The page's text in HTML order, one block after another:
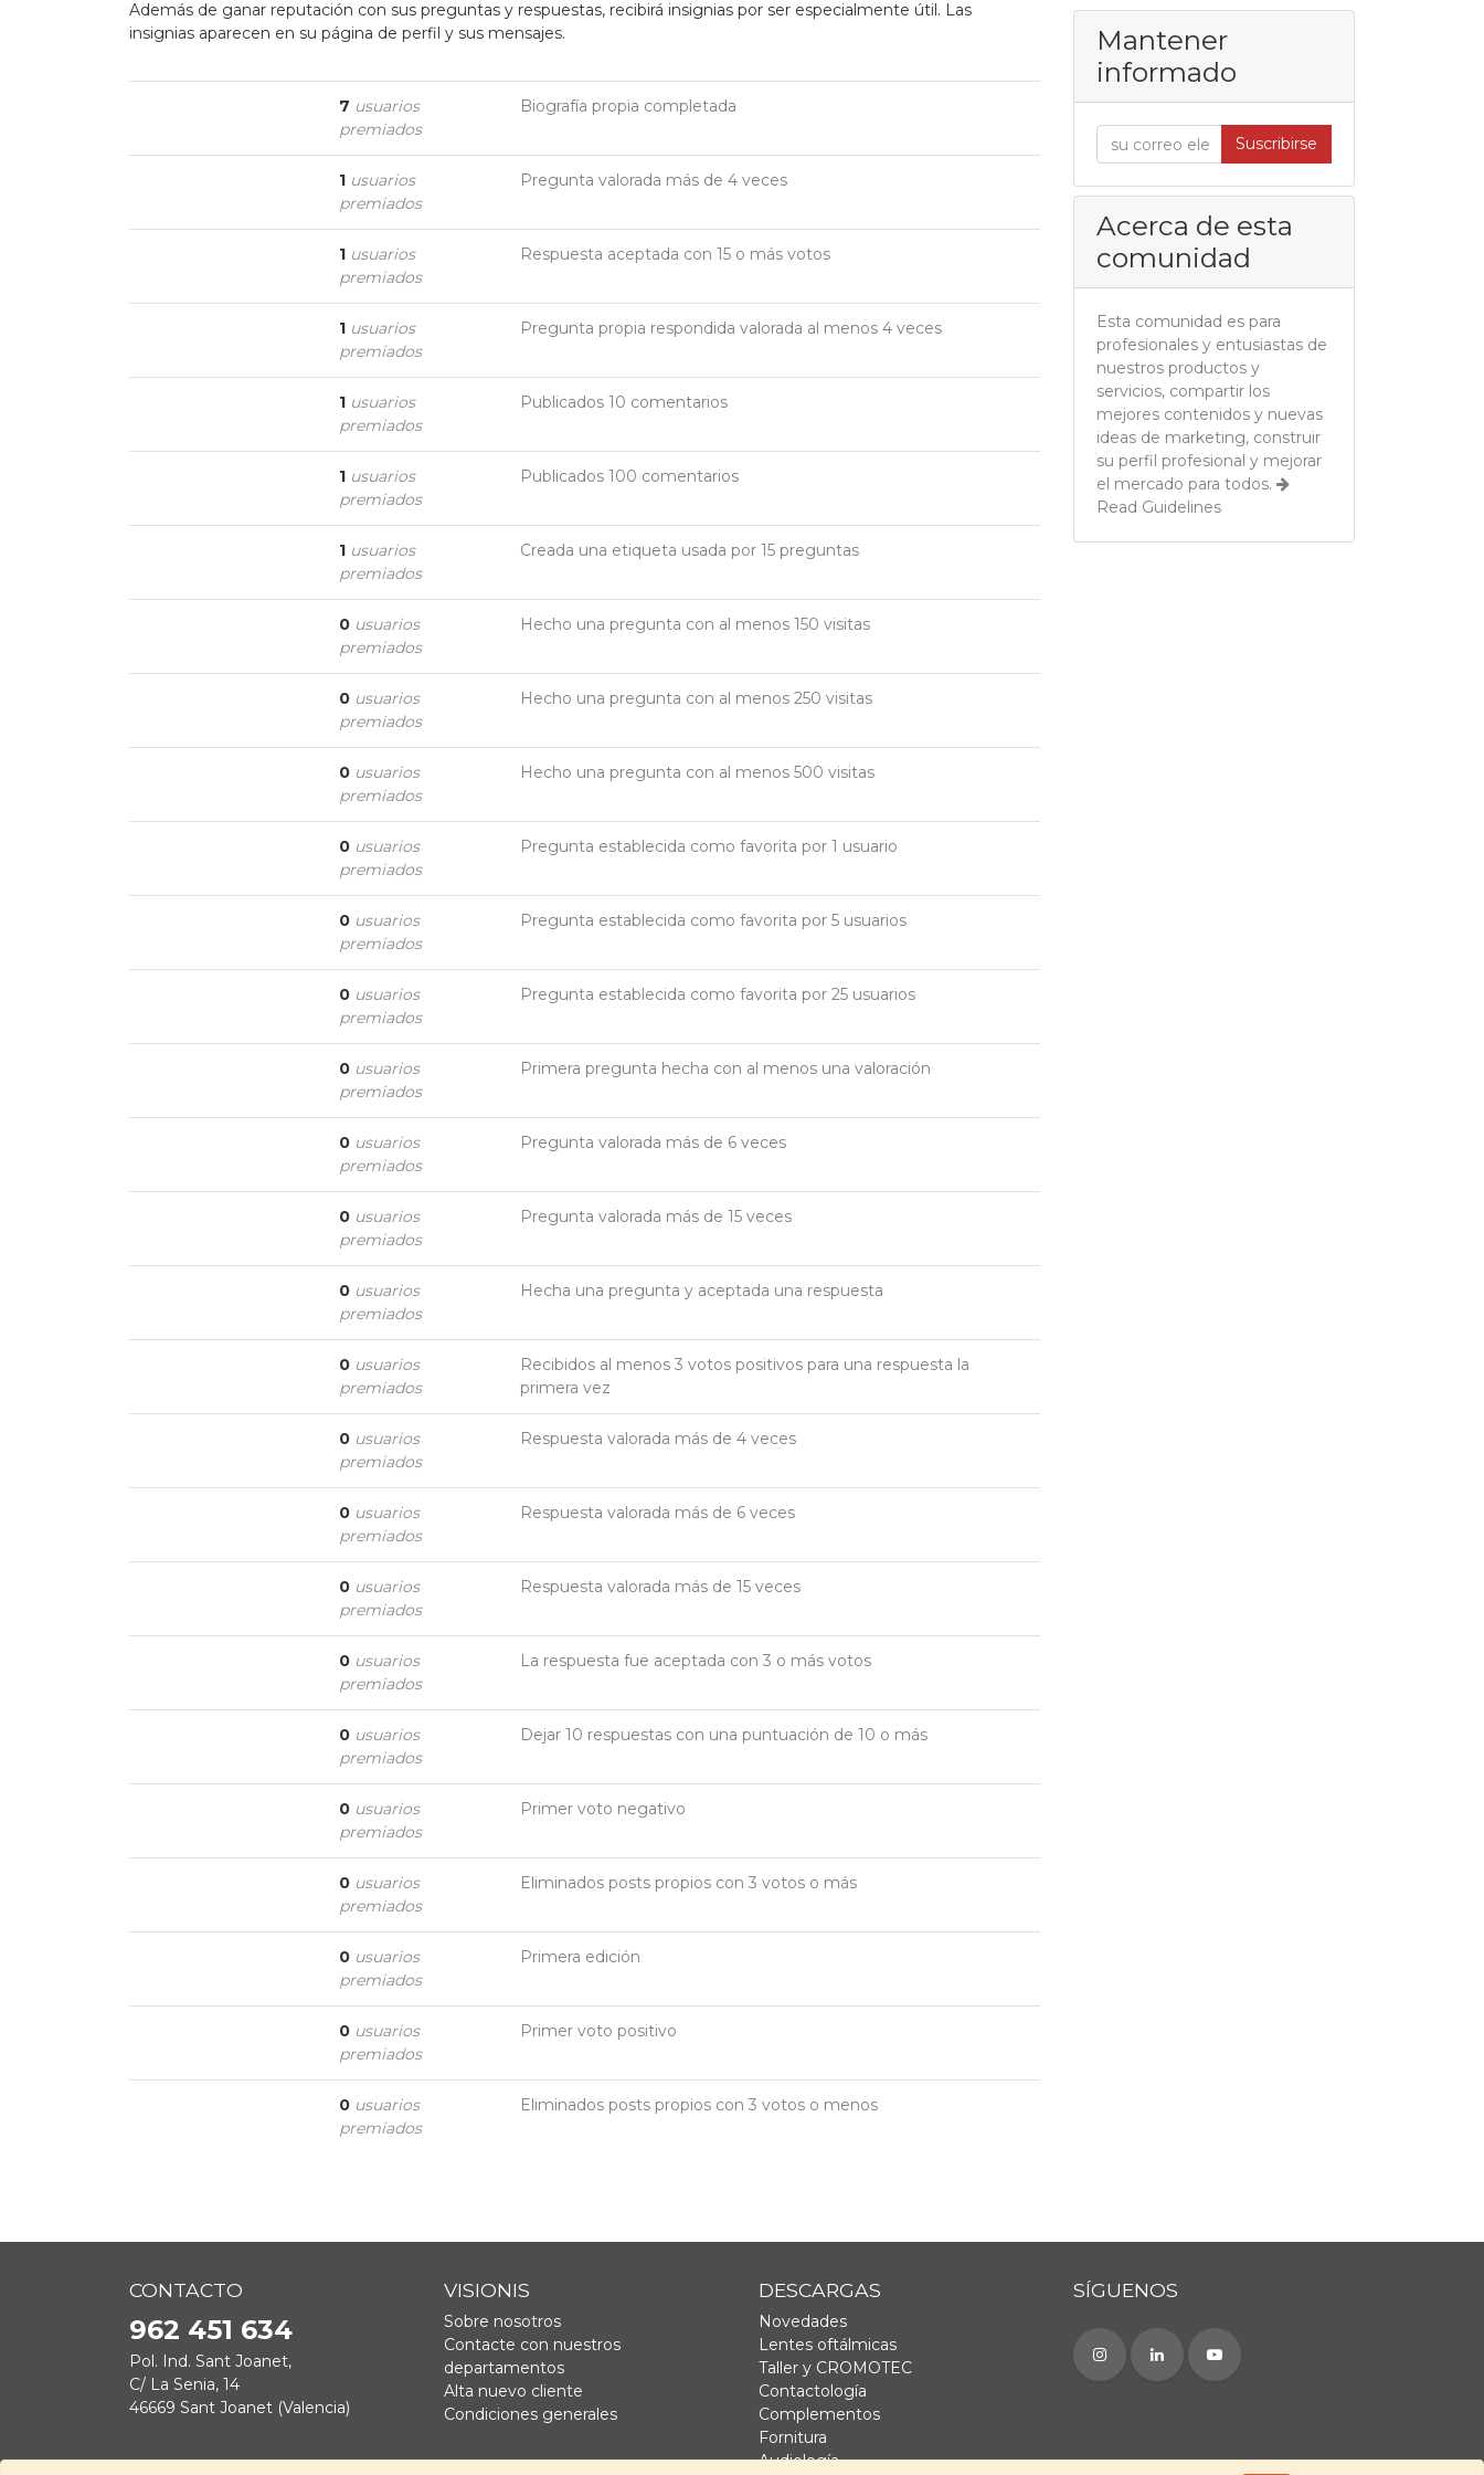
Además de ganar reputación con sus preguntas y respuestas, recibirá insignias por ser especialmente útil. Las
insignias aparecen en su página de perfil y sus mensajes.
7 usuarios
premiados
Biografía propia completada
1 usuarios
premiados
Pregunta valorada más de 4 veces
1 usuarios
premiados
Respuesta aceptada con 15 o más votos
1 usuarios
premiados
Pregunta propia respondida valorada al menos 4 veces
1 usuarios
premiados
Publicados 10 comentarios
1 usuarios
premiados
Publicados 100 comentarios
1 usuarios
premiados
Creada una etiqueta usada por 15 preguntas
0 usuarios
premiados
Hecho una pregunta con al menos 150 visitas
0 usuarios
premiados
Hecho una pregunta con al menos 250 visitas
0 usuarios
premiados
Hecho una pregunta con al menos 500 visitas
0 usuarios
premiados
Pregunta establecida como favorita por 1 usuario
0 usuarios
premiados
Pregunta establecida como favorita por 5 usuarios
0 usuarios
premiados
Pregunta establecida como favorita por 25 usuarios
0 usuarios
premiados
Primera pregunta hecha con al menos una valoración
0 usuarios
premiados
Pregunta valorada más de 6 veces
0 usuarios
premiados
Pregunta valorada más de 15 veces
0 usuarios
premiados
Hecha una pregunta y aceptada una respuesta
0 usuarios
premiados
Recibidos al menos 3 votos positivos para una respuesta la
primera vez
0 usuarios
premiados
Respuesta valorada más de 4 veces
0 usuarios
premiados
Respuesta valorada más de 6 veces
0 usuarios
premiados
Respuesta valorada más de 15 veces
0 usuarios
premiados
La respuesta fue aceptada con 3 o más votos
0 usuarios
premiados
Dejar 10 respuestas con una puntuación de 10 o más
0 usuarios
premiados
Primer voto negativo
0 usuarios
premiados
Eliminados posts propios con 3 votos o más
0 usuarios
premiados
Primera edición
0 usuarios
premiados
Primer voto positivo
0 usuarios
premiados
Eliminados posts propios con 3 votos o menos
Mantener
informado
Suscribirse
Acerca de esta
comunidad
Esta comunidad es para
profesionales y entusiastas de
nuestros productos y
servicios, compartir los
mejores contenidos y nuevas
ideas de marketing, construir
su perfil profesional y mejorar
el mercado para todos.
Read Guidelines
CONTACTO
962 451 634
Pol. Ind. Sant Joanet,
C/ La Senia, 14
46669 Sant Joanet (Valencia)
VISIONIS
Sobre nosotros
Contacte con nuestros
departamentos
Alta nuevo cliente
Condiciones generales
DESCARGAS
Novedades
Lentes oftálmicas
Taller y CROMOTEC
Contactología
Complementos
Fornitura
Audiología
SÍGUENOS